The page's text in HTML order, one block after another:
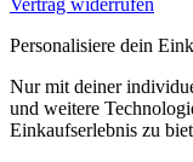
Vertrag widerrufen
Personalisiere dein
Nur mit deiner
und weitere
Einkaufserlebnis zu